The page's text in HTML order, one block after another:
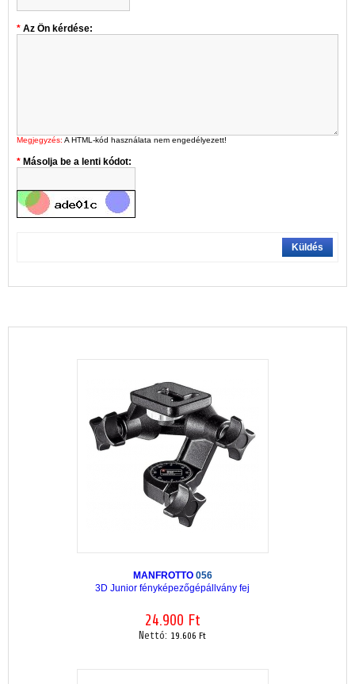
Az Ön kérdése:
Megjegyzés: A HTML-kód használata nem engedélyezett!
Másolja be a lenti kódot:
Küldés
MANFROTTO 056
3D Junior fényképezőgépállvány fej
24.900 Ft
Nettó: 19.606 Ft